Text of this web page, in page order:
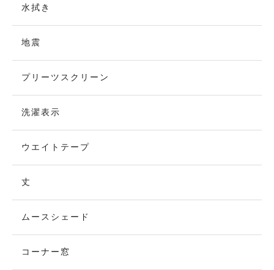
水拭き
地震
プリーツスクリーン
洗濯表示
ウエイトテープ
丈
ムースシェード
コーナー窓